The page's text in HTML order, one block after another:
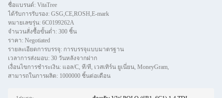
ชื่อแบรนด์: VitaTree
ได้รับการรับรอง: GSG,CE,ROSH,E-mark
หมายเลขรุ่น: 6C0199262A
จำนวนสั่งซื้อขั้นต่ำ: 300 ชิ้น
ราคา: Negotiated
รายละเอียดการบรรจุ: การบรรจุแบบมาตรฐาน
เวลาการส่งมอบ: 30 วันหลังจากฝาก
เงื่อนไขการชำระเงิน: แอล/C, ที/ที, เวสเทิร์น ยูเนี่ยน, MoneyGram,
สามารถในการผลิต: 1000000 ชิ้นต่อเดือน